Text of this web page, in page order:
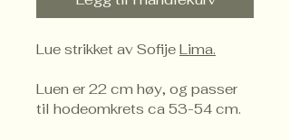
Lue strikket av Sofije Lima.
Luen er 22 cm høy, og passer
til hodeomkrets ca 53-54 cm.